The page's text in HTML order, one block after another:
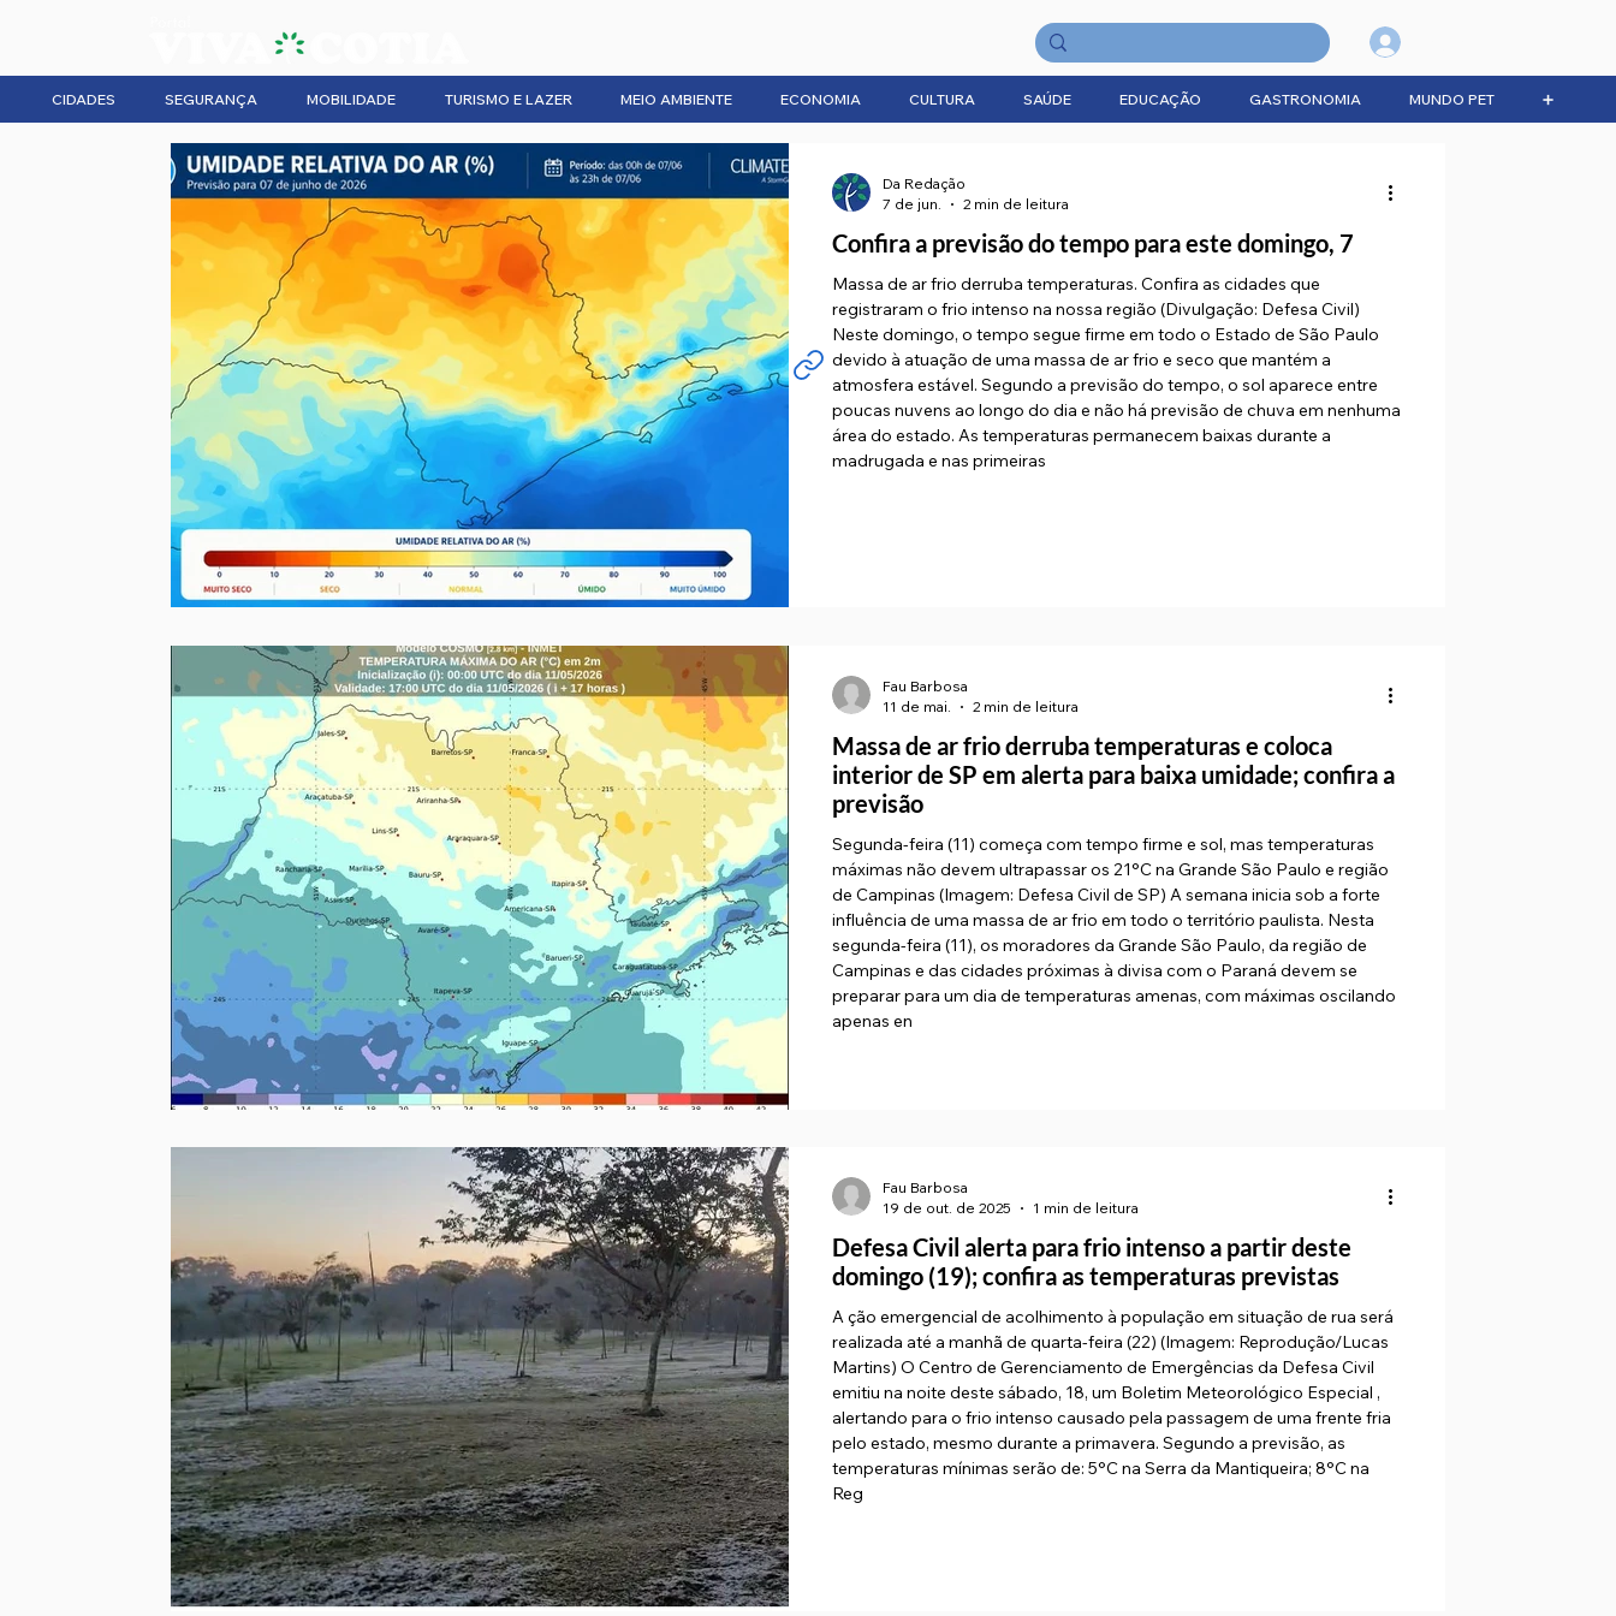
CIDADES SEGURANÇA MOBILIDADE TURISMO E LAZER MEIO AMBIENTE ECONOMIA CULTURA SAÚDE EDUCAÇÃO GASTRONOMIA MUNDO PET ➕
Confira a previsão do tempo para este domingo, 7
Massa de ar frio derruba temperaturas. Confira as cidades que
registraram o frio intenso na nossa região (Divulgação: Defesa Civil)
Neste domingo, o tempo segue firme em todo o Estado de São Paulo
devido à atuação de uma massa de ar frio e seco que mantém a
atmosfera estável. Segundo a previsão do tempo, o sol aparece entre
poucas nuvens ao longo do dia e não há previsão de chuva em nenhuma
área do estado. As temperaturas permanecem baixas durante a
madrugada e nas primeiras
Da Redação
7 de jun.
2 min de leitura
Massa de ar frio derruba temperaturas e coloca
interior de SP em alerta para baixa umidade; confira a
previsão
Segunda-feira (11) começa com tempo firme e sol, mas temperaturas
máximas não devem ultrapassar os 21°C na Grande São Paulo e região
de Campinas (Imagem: Defesa Civil de SP) A semana inicia sob a forte
influência de uma massa de ar frio em todo o território paulista. Nesta
segunda-feira (11), os moradores da Grande São Paulo, da região de
Campinas e das cidades próximas à divisa com o Paraná devem se
preparar para um dia de temperaturas amenas, com máximas oscilando
apenas en
Fau Barbosa
11 de mai.
2 min de leitura
Defesa Civil alerta para frio intenso a partir deste
domingo (19); confira as temperaturas previstas
A ção emergencial de acolhimento à população em situação de rua será
realizada até a manhã de quarta-feira (22) (Imagem: Reprodução/Lucas
Martins) O Centro de Gerenciamento de Emergências da Defesa Civil
emitiu na noite deste sábado, 18, um Boletim Meteorológico Especial ,
alertando para o frio intenso causado pela passagem de uma frente fria
pelo estado, mesmo durante a primavera. Segundo a previsão, as
temperaturas mínimas serão de: 5°C na Serra da Mantiqueira; 8°C na
Reg
Fau Barbosa
19 de out. de 2025
1 min de leitura